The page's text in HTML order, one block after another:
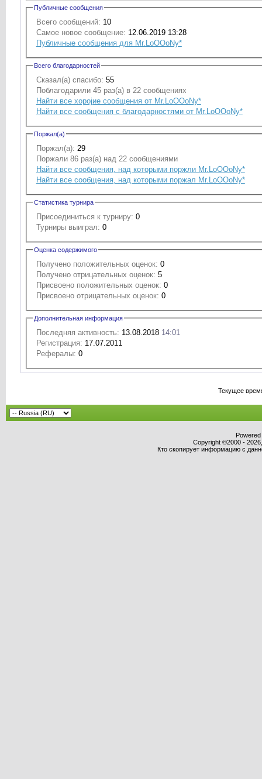
Публичные сообщения
Всего сообщений: 10
Самое новое сообщение: 12.06.2019 13:28
Публичные сообщения для Mr.LoOOoNy*
Всего благодарностей
Сказал(а) спасибо: 55
Поблагодарили 45 раз(а) в 22 сообщениях
Найти все хоројие сообщения от Mr.LoOOoNy*
Найти все сообщения с благодарностями от Mr.LoOOoNy*
Поржал(а)
Поржал(а): 29
Поржали 86 раз(а) над 22 сообщениями
Найти все сообщения, над которыми поржли Mr.LoOOoNy*
Найти все сообщения, над которыми поржал Mr.LoOOoNy*
Статистика турнира
Присоединиться к турниру: 0
Турниры выиграл: 0
Оценка содержимого
Получено положительных оценок: 0
Получено отрицательных оценок: 5
Присвоено положительных оценок: 0
Присвоено отрицательных оценок: 0
Дополнительная информация
Последняя активность: 13.08.2018 14:01
Регистрация: 17.07.2011
Рефералы: 0
Текущее
Copyright ©2000 -
Кто скопирует информацию с